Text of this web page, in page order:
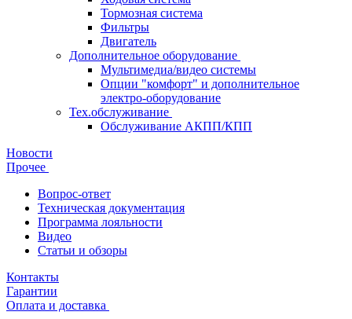
Тормозная система
Фильтры
Двигатель
Дополнительное оборудование
Мультимедиа/видео системы
Опции "комфорт" и дополнительное
электро-оборудование
Тех.обслуживание
Обслуживание АКПП/КПП
Новости
Прочее
Вопрос-ответ
Техническая документация
Программа лояльности
Видео
Статьи и обзоры
Контакты
Гарантии
Оплата и доставка